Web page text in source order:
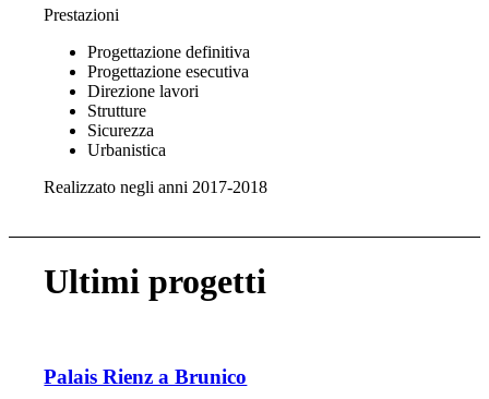
Prestazioni
Progettazione definitiva
Progettazione esecutiva
Direzione lavori
Strutture
Sicurezza
Urbanistica
Realizzato negli anni 2017-2018
Ultimi progetti
Palais Rienz a Brunico